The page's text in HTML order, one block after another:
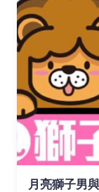
月亮獅子男